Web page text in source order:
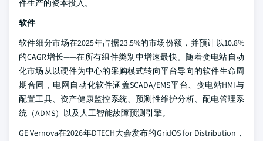
件生产的资本投入。
软件
软件细分市场在2025年占据23.5%的市场份额，并预计以10.8%
的CAGR增长——在所有组件类别中增速最快。随着变电站自动
化市场从以硬件为中心的采购模式转向平台导向的软件生命周
期合同，电网自动化软件涵盖SCADA/EMS平台、变电站HMI与
配置工具、资产健康监控系统、预测性维护分析、配电管理系
统（ADMS）以及人工智能故障预测引擎。
GE Vernova在2026年DTECH大会发布的GridOS for Distribution，